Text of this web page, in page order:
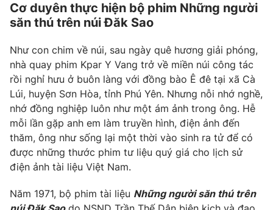
Giải sao mai
Làm đẹp
Tuyển sinh
Học trực tuyến
Công nghệ
Hitech Công nghệ tương lai
Sản phẩm
Thị trường
Tư vấn
Giao lưu trực tuyến
Lịch phát sóng
Chuyên mục khác
Emagazine
Photo Infographic
Cơ duyên thực hiện bộ phim Những người
săn thú trên núi Đăk Sao
Như con chim về núi, sau ngày quê hương giải phóng,
nhà quay phim Kpar Y Vang trở về miền núi công tác
rồi nghỉ hưu ở buôn làng với đồng bào Ê đê tại xã Cà
Lúi, huyện Sơn Hòa, tỉnh Phú Yên. Nhưng nỗi nhớ nghề,
nhớ đồng nghiệp luôn như một ám ảnh trong ông. Hễ
mỗi lần gặp anh em làm truyền hình, điện ảnh đến
thăm, ông như sống lại một thời vào sinh ra tử để có
được những thước phim tư liệu quý giá cho lịch sử
điện ảnh tài liệu Việt Nam.
Năm 1971, bộ phim tài liệu Những người săn thú trên